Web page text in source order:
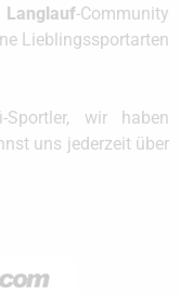
Langlauf-Community
Lieblingssportarten
Sportler, wir haben
uns jederzeit über